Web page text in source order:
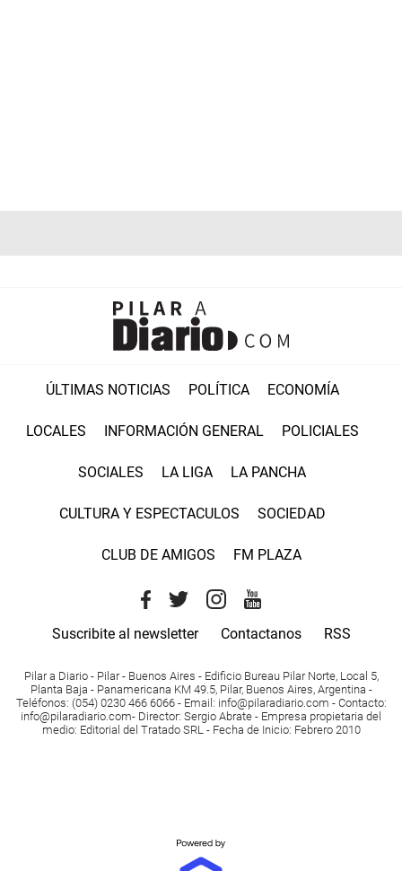
ÚLTIMAS NOTICIAS POLÍTICA ECONOMÍA
LOCALES INFORMACIÓN GENERAL POLICIALES
SOCIALES LA LIGA LA PANCHA
CULTURA Y ESPECTACULOS SOCIEDAD
CLUB DE AMIGOS FM PLAZA
Suscribite al newsletter Contactanos RSS
Pilar a Diario - Pilar - Buenos Aires - Edificio Bureau Pilar Norte, Local 5,
Planta Baja - Panamericana KM 49.5, Pilar, Buenos Aires, Argentina -
Teléfonos: (054) 0230 466 6066 - Email : info@pilaradiario.com - Contacto:
info@pilaradiario.com- Director: Sergio Abrate - Empresa propietaria del
medio: Editorial del Tratado SRL - Fecha de Inicio: Febrero 2010